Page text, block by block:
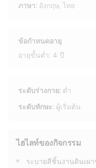
ภาษา: อังกฤษ, ไทย
ข้อกำหนดอายุ
อายุขั้นต่ำ: 4 ปี
ระดับร่างกาย: ต่ำ
ระดับทักษะ: ผู้เริ่มต้น
ไฮไลท์ของกิจกรรม
ระบายสีชิ้นงานดินเผ